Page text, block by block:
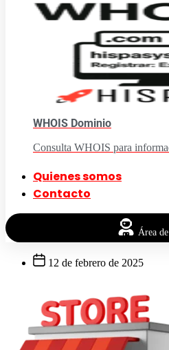
WHOIS Dominio
Consulta WHOIS para
Quienes somos
Contacto
Área
12 de febrero de 2025